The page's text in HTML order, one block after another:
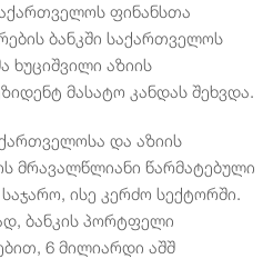
ფინანსთა
ბანკში საქართველოს
ხუციშვილი აზიის
მასატო კანდას შეხვდა.
და აზიის
მრავალწლიანი წარმატებული
ისე კერძო სექტორში.
ბანკის პორტფელი
6 მილიარდი აშშ